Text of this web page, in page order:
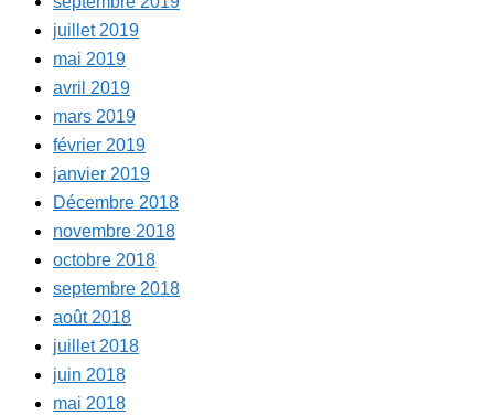
juillet 2019
mai 2019
avril 2019
mars 2019
février 2019
janvier 2019
Décembre 2018
novembre 2018
octobre 2018
septembre 2018
août 2018
juillet 2018
juin 2018
mai 2018